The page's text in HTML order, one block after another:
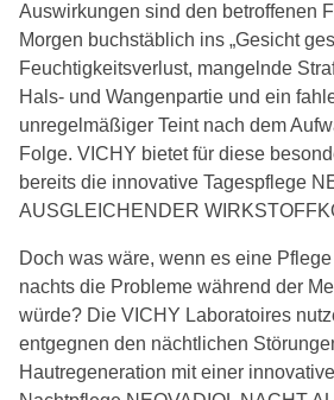
Auswirkungen sind den betroffenen
Morgen buchstäblich ins „Gesicht
Feuchtigkeitsverlust, mangelnde
Hals- und Wangenpartie und ein
unregelmäßiger Teint nach dem
Folge. VICHY bietet für diese
bereits die innovative Tagespflege
AUSGLEICHENDER
Doch was wäre, wenn es eine
nachts die Probleme während der
würde? Die VICHY Laboratoires
entgegnen den nächtlichen
Hautregeneration mit einer